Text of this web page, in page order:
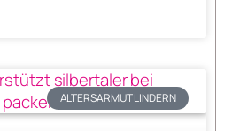
ALTERSARMUT LINDERN